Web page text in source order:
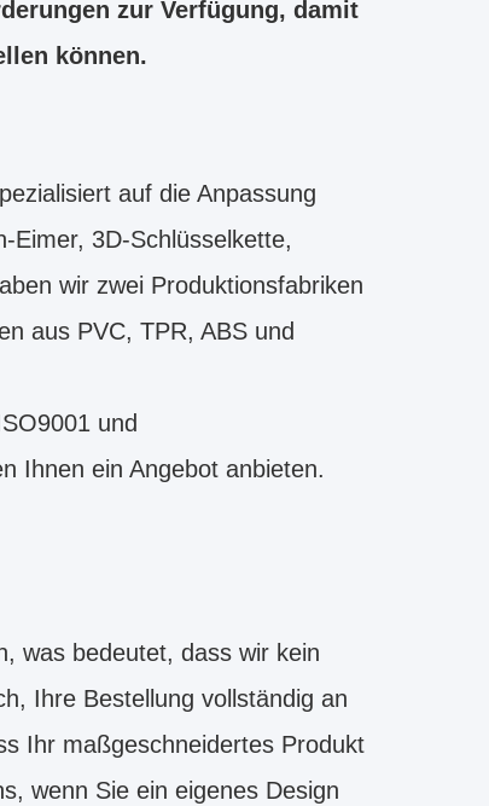
zur Verfügung, damit
können.
auf die Anpassung
Eimer, 3D-Schlüsselkette,
wir zwei Produktionsfabriken
aus PVC, TPR, ABS und
und
Ihnen ein Angebot anbieten.
was bedeutet, dass wir kein
Ihre Bestellung vollständig an
Ihr maßgeschneidertes Produkt
wenn Sie ein eigenes Design